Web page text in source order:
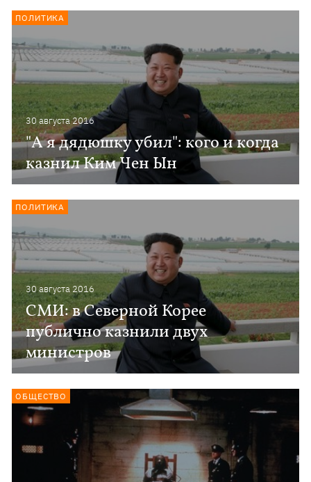
30 августа 2016
"А я дядюшку убил": кого и когда
казнил Ким Чен Ын
ПОЛИТИКА
30 августа 2016
СМИ: в Северной Корее
публично казнили двух
министров
ПОЛИТИКА
ОБЩЕСТВО